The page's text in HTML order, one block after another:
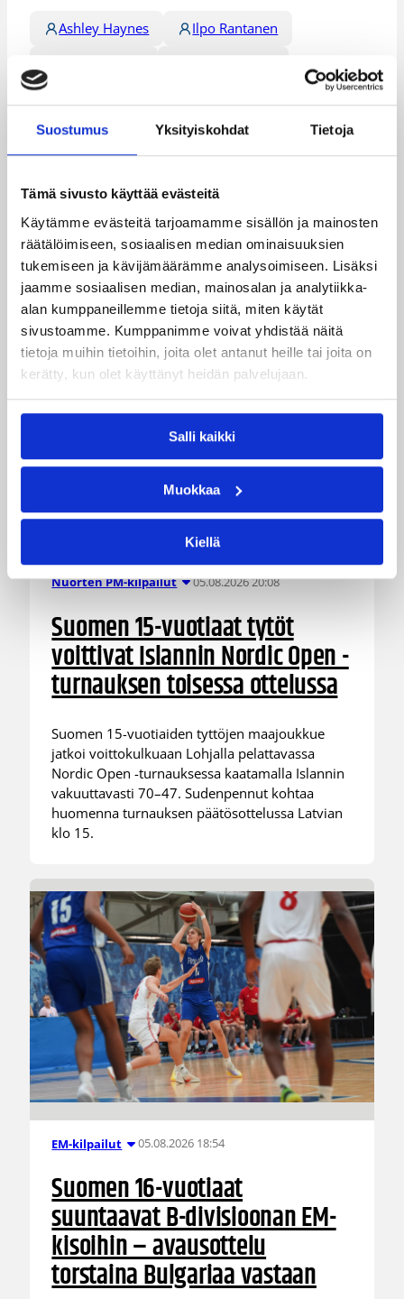
Suostumus Yksityiskohdat Tietoja
Tämä sivusto käyttää evästeitä
Käytämme evästeitä tarjoamamme sisällön ja mainosten
räätälöimiseen, sosiaalisen median ominaisuuksien
tukemiseen ja kävijämäärämme analysoimiseen. Lisäksi
jaamme sosiaalisen median, mainosalan ja analytiikka-
alan kumppaneillemme tietoja siitä, miten käytät
sivustoamme. Kumppanimme voivat yhdistää näitä
tietoja muihin tietoihin, joita olet antanut heille tai joita on
kerätty, kun olet käyttänyt heidän palvelujaan.
Salli kaikki
Muokkaa
Kiellä
Ashley Haynes
Ilpo Rantanen
Kategoriat
Katso myös
Nuorten PM-kilpailut 05.08.2026 20:08
Suomen 15-vuotiaat tytöt
voittivat Islannin Nordic Open -
turnauksen toisessa ottelussa
Suomen 15-vuotiaiden tyttöjen maajoukkue
jatkoi voittokulkuaan Lohjalla pelattavassa
Nordic Open -turnauksessa kaatamalla Islannin
vakuuttavasti 70–47. Sudenpennut kohtaa
huomenna turnauksen päätösottelussa Latvian
klo 15.
EM-kilpailut 05.08.2026 18:54
Suomen 16-vuotiaat
suuntaavat B-divisioonan EM-
kisoihin – avausottelu
torstaina Bulgariaa vastaan